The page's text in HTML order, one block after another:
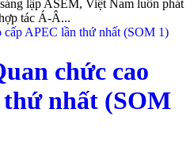
lập ASEM, Việt Nam luôn phát
tác Á-Â...
chức cao
nhất (SOM